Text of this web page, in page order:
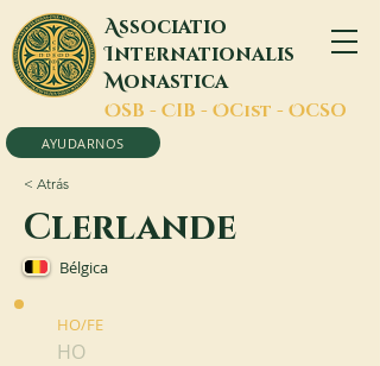
Associatio
Internationalis
Monastica
OSB - CIB - OCist - OCSO
AYUDARNOS
< Atrás
Clerlande
Bélgica
HO/FE
HO